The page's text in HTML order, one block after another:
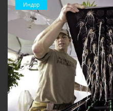
Индор